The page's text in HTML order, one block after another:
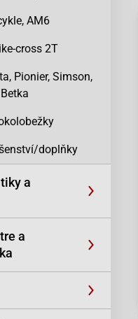
AM6
cross 2T
Pionier, Simson,
doplňky
a
a